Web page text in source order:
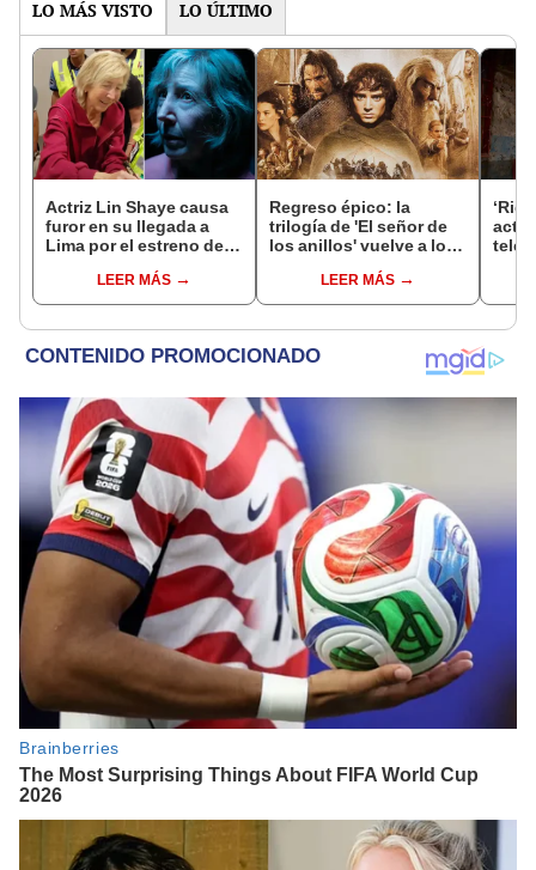
LO MÁS VISTO LO ÚLTIMO
Actriz Lin Shaye causa
furor en su llegada a
Lima por el estreno de
LEER MÁS
Regreso épico: la
trilogía de 'El señor de
los anillos' vuelve a los
especial por tiempo
limitado
LEER MÁS